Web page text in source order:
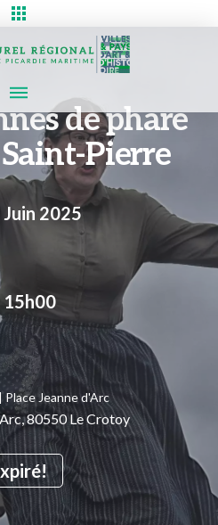
de phare
Pierre
Juin 2025
15h00
Place Jeanne d'Arc
80550 Le Crotoy